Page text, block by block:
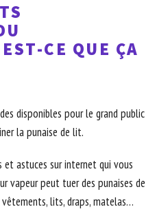
CE QUE ÇA
disponibles pour le grand public
la punaise de lit.
et astuces sur internet qui vous
vapeur peut tuer des punaises de
lits, draps, matelas…